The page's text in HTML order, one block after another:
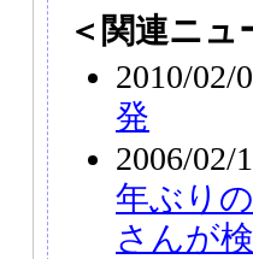
＜関連ニュ
2010/02/
発
2006/02/
年ぶり
さんが